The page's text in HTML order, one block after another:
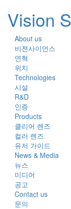
Vision
About us
비젼사이언스
연혁
위치
Technologies
시설
R&D
인증
Products
클리어 렌즈
컬러 렌즈
유저 가이드
News & Media
뉴스
미디어
공고
Contact us
문의